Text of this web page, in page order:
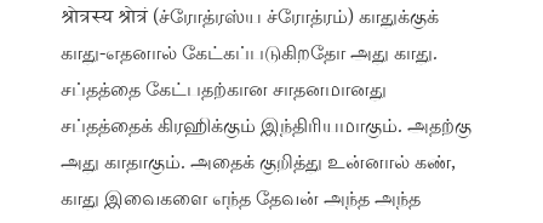
श्रोत्रस्य श्रोत्रं (ச்ரோத்ரஸ்ய ச்ரோத்ரம்) காதுக்குக்
காது-எதனால் கேட்கப்படுகிறதோ அது காது.
சப்தத்தை கேட்பதற்கான சாதனமானது
சப்தத்தைக் கிரஹிக்கும் இந்திரியமாகும். அதற்கு
அது காதாகும். அதைக் குறித்து உன்னால் கண்,
காது இவைகளை எந்த தேவன் அந்த அந்த